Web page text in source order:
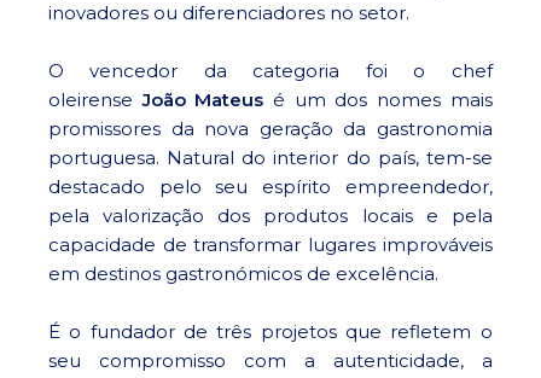
inovadores ou diferenciadores no setor.
O vencedor da categoria foi o chef
oleirense João Mateus é um dos nomes mais
promissores da nova geração da gastronomia
portuguesa. Natural do interior do país, tem-se
destacado pelo seu espírito empreendedor,
pela valorização dos produtos locais e pela
capacidade de transformar lugares improváveis
em destinos gastronómicos de excelência.
É o fundador de três projetos que refletem o
seu compromisso com a autenticidade, a